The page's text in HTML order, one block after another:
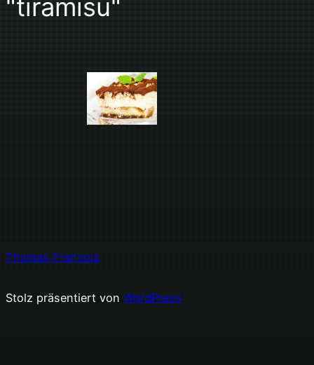
"tiramisu"
Thomas Francois
Stolz präsentiert von WordPress